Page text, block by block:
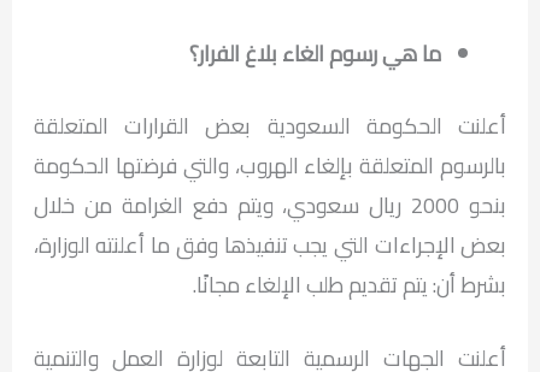
ما هي رسوم الغاء بلاغ الفرار؟
أعلنت الحكومة السعودية بعض القرارات المتعلقة
بالرسوم المتعلقة بإلغاء الهروب، والتي فرضتها الحكومة
بنحو 2000 ريال سعودي، ويتم دفع الغرامة من خلال
بعض الإجراءات التي يجب تنفيذها وفق ما أعلنته الوزارة،
بشرط أن: يتم تقديم طلب الإلغاء مجانًا.
أعلنت الجهات الرسمية التابعة لوزارة العمل والتنمية